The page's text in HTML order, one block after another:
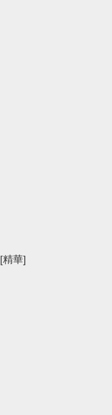
[精華]